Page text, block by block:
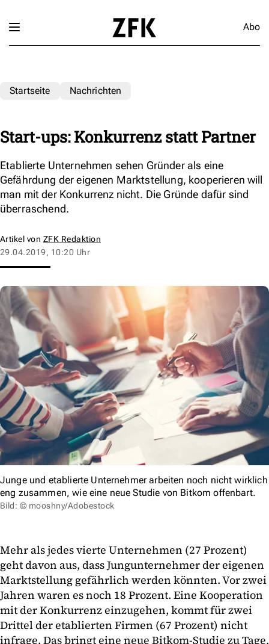
Abo
Startseite Nachrichten
Start-ups: Konkurrenz statt Partner
Etablierte Unternehmen sehen Gründer als eine
Gefährdung der eigenen Marktstellung, kooperieren will
man mit der Konkurrenz nicht. Die Gründe dafür sind
überraschend.
Artikel von ZFK Redaktion
29.04.2019, 10:20 Uhr
Junge und etablierte Unternehmer arbeiten noch nicht wirklich
eng zusammen, wie eine neue Studie von Bitkom offenbart.
Bild: © mooshny/Adobestock
Mehr als jedes vierte Unternehmen (27 Prozent)
geht davon aus, dass Jungunternehmer der eigenen
Marktstellung gefährlich werden könnten. Vor zwei
Jahren waren es noch 18 Prozent. Eine Kooperation
mit der Konkurrenz einzugehen, kommt für zwei
Drittel der etablierten Firmen (67 Prozent) nicht
infrage. Das bringt eine neue Bitkom-Studie zu Tage.